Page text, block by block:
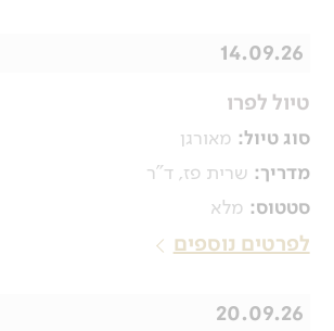
טיול לפרו
סוג טיול: מאורגן
14.09.26
מדריך: שרית פז, ד"ר
סטטוס: מלא
לפרטים נוספים
20.09.26